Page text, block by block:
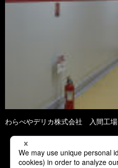
わらべやデリカ株式会社 入間工場